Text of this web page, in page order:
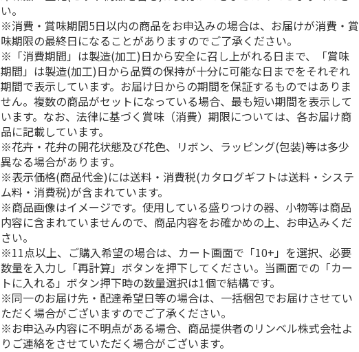
い。
※消費・賞味期間5日以内の商品をお申込みの場合は、お届けが消費・賞
味期限の最終日になることがありますのでご了承ください。
※「消費期間」は製造(加工)日から安全に召し上がれる日まで、「賞味
期間」は製造(加工)日から品質の保持が十分に可能な日までをそれぞれ
期間で表示しています。お届け日からの期間を保証するものではありま
せん。複数の商品がセットになっている場合、最も短い期間を表示して
います。なお、法律に基づく賞味（消費）期限については、各お届け商
品に記載しています。
※花卉・花弁の開花状態及び花色、リボン、ラッピング(包装)等は多少
異なる場合があります。
※表示価格(商品代金)には送料・消費税(カタログギフトは送料・システ
ム料・消費税)が含まれています。
※商品画像はイメージです。使用している盛りつけの器、小物等は商品
内容に含まれていませんので、商品内容をお確かめの上、お申込みくだ
さい。
※11点以上、ご購入希望の場合は、カート画面で「10+」を選択、必要
数量を入力し「再計算」ボタンを押下してください。当画面での「カー
トに入れる」ボタン押下時の数量選択は1個で結構です。
※同一のお届け先・配達希望日等の場合は、一括梱包でお届けさせてい
ただく場合がございますのでご了承ください。
※お申込み内容に不明点がある場合、商品提供者のリンベル株式会社よ
りご連絡をさせていただく場合がございます。